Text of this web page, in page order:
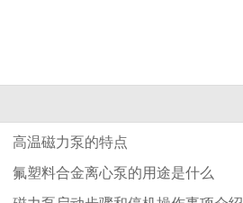
高温磁力泵的特点
氟塑料合金离心泵的用途是什么